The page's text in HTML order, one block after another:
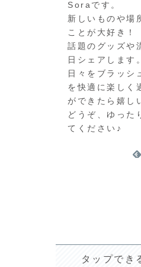
Soraです。
新しいものや場
ことが大好き！
話題のグッズや
日シェアします。
日々をブラッシ
を快適に楽しく
ができたら嬉し
どうぞ、ゆった
てください♪
タップでき